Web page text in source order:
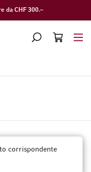
da CHF 300.–
CERCA
CART
corrispondente